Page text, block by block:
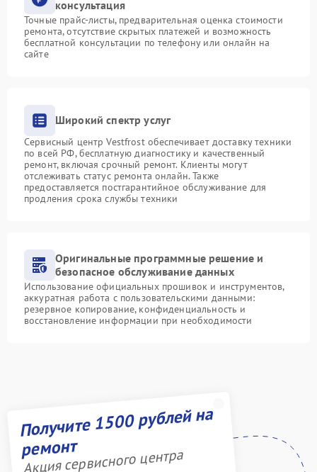
консультация
Точные прайс-листы, предварительная оценка стоимости
ремонта, отсутствие скрытых платежей и возможность
бесплатной консультации по телефону или онлайн на
сайте
Широкий спектр услуг
Сервисный центр Vestfrost обеспечивает доставку техники
по всей РФ, бесплатную диагностику и качественный
ремонт, включая срочный ремонт. Клиенты могут
отслеживать статус ремонта онлайн. Также
предоставляется постгарантийное обслуживание для
продления срока службы техники
Оригинальные программные решение и
безопасное обслуживание данных
Использование официальных прошивок и инструментов,
аккуратная работа с пользовательскими данными:
резервное копирование, конфиденциальность и
восстановление информации при необходимости
Получите 1500 рублей на
ремонт
Акция сервисного центра